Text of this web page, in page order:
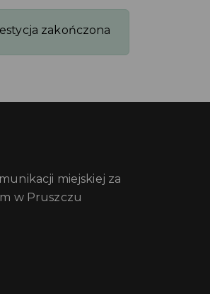
zakończona
miejskiej za
w Pruszczu